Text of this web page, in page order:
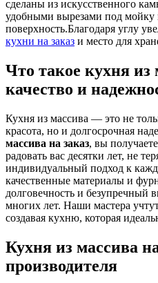
сделаны из искусственного
удобными вырезами под мойку
поверхность.Благодаря углу
кухни на заказ и место для
Что такое кухня из
качество и
Кухня из массива — это не
красота, но и долгосрочная
массива на заказ, вы
радовать вас десятки лет, не
индивидуальный подход к
качественные материалы и
долговечность и безупречный
многих лет. Наши мастера
создавая кухню, которая
Кухня из массива
производителя